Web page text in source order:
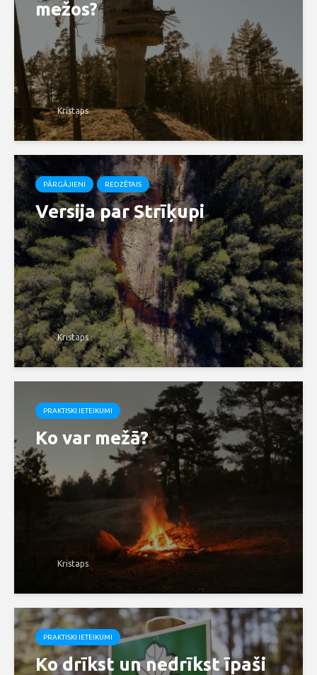
mežos?
Kristaps
PĀRGĀJIENI REDZĒTAIS
Versija par Strīķupi
Kristaps
PRAKTISKI IETEIKUMI
Ko var mežā?
Kristaps
PRAKTISKI IETEIKUMI
Ko drīkst un nedrīkst īpaši